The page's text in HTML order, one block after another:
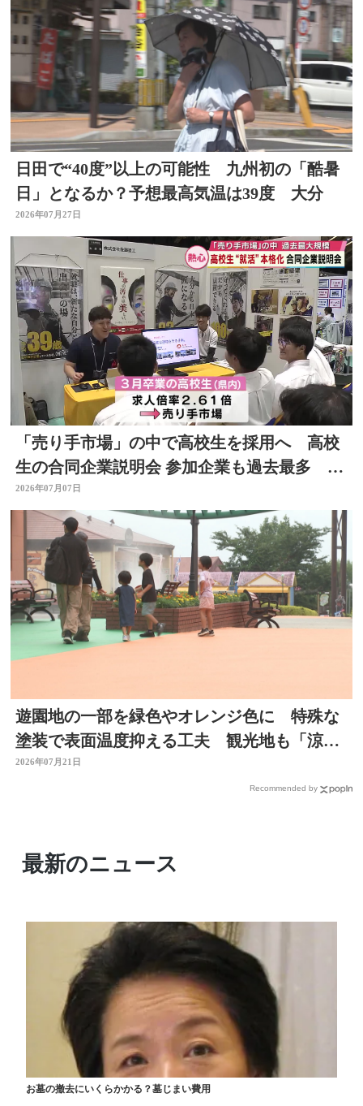
日田で“40度”以上の可能性 九州初の「酷暑
日」となるか？予想最高気温は39度 大分
2026年07月27日
「売り手市場」の中で高校生を採用へ 高校
生の合同企業説明会 参加企業も過去最多 大
分
2026年07月07日
遊園地の一部を緑色やオレンジ色に 特殊な
塗装で表面温度抑える工夫 観光地も「涼」
PRで集客図る 大分
2026年07月21日
Recommended by
最新のニュース
お墓の撤去にいくらかかる？墓じまい費用